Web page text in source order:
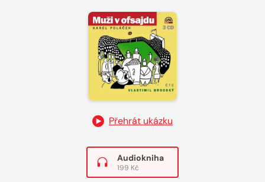
Přehrát ukázku
Audiokniha
199 Kč